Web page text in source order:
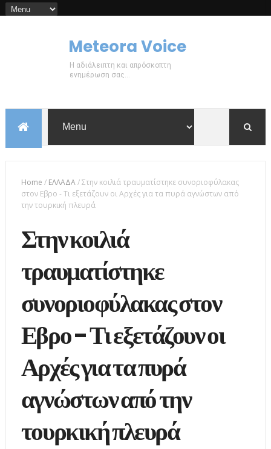
Meteora Voice
Η αδιάλειπτη και απρόσκοπτη
ενημέρωση σας...
Home / ΕΛΛΑΔΑ/Στην κοιλιά τραυματίστηκε συνοριοφύλακας
στον Εβρο - Τι εξετάζουν οι Αρχές για τα πυρά αγνώστων από
την τουρκική πλευρά
Στην κοιλιά
τραυματίστηκε
συνοριοφύλακας στον
Εβρο - Τι εξετάζουν οι
Αρχές για τα πυρά
αγνώστων από την
τουρκική πλευρά